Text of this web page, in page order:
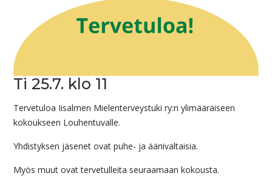
Ti 25.7. klo 11
Tervetuloa Iisalmen Mielenterveystuki ry:n ylimääräiseen
kokoukseen Louhentuvalle.
Yhdistyksen jäsenet ovat puhe- ja äänivaltaisia.
Myös muut ovat tervetulleita seuraamaan kokousta.